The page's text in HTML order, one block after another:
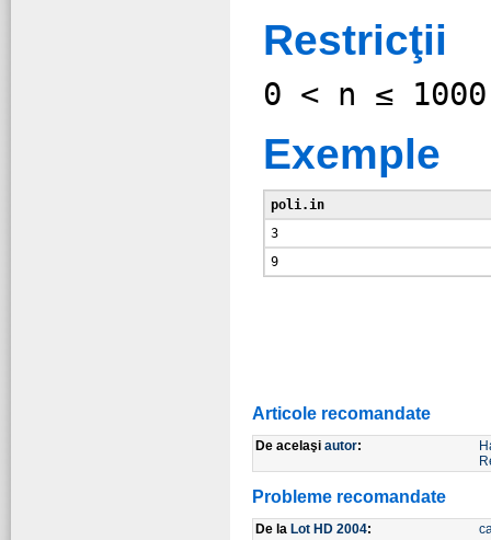
Restricţii
0 < n ≤ 1000
Exemple
poli.in
Articole recomandate
De acelaşi autor:
Probleme recomandate
De la Lot HD 2004: